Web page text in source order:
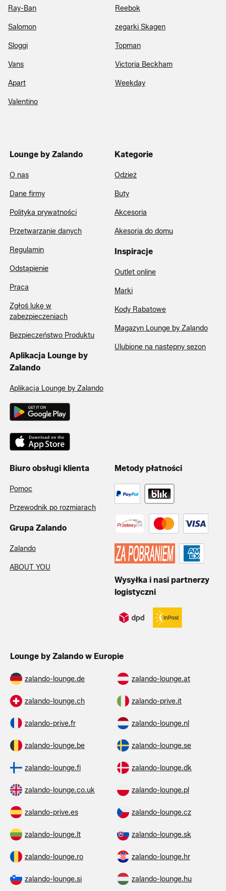
Ray-Ban Reebok
Salomon zegarki Skagen
Sloggi Topman
Vans Victoria Beckham
Apart Weekday
Valentino
Lounge by Zalando
O nas
Dane firmy
Polityka prywatności
Przetwarzanie danych
Regulamin
Odstąpienie
Praca
Zgłoś lukę w
zabezpieczeniach
Bezpieczeństwo Produktu
Aplikacja Lounge by
Zalando
Aplikacja Lounge by Zalando
Kategorie
Odzież
Buty
Akcesoria
Akesoria do domu
Inspiracje
Outlet online
Marki
Kody Rabatowe
Magazyn Lounge by Zalando
Ulubione na następny sezon
Biuro obsługi klienta
Pomoc
Przewodnik po rozmiarach
Grupa Zalando
Zalando
ABOUT YOU
Metody płatności
Wysyłka i nasi partnerzy
logistyczni
Lounge by Zalando w Europie
zalando-lounge.de zalando-lounge.at
zalando-lounge.ch zalando-prive.it
zalando-prive.fr zalando-lounge.nl
zalando-lounge.be zalando-lounge.se
zalando-lounge.fi zalando-lounge.dk
zalando-lounge.co.uk zalando-lounge.pl
zalando-prive.es zalando-lounge.cz
zalando-lounge.lt zalando-lounge.sk
zalando-lounge.ro zalando-lounge.hr
zalando-lounge.si zalando-lounge.hu